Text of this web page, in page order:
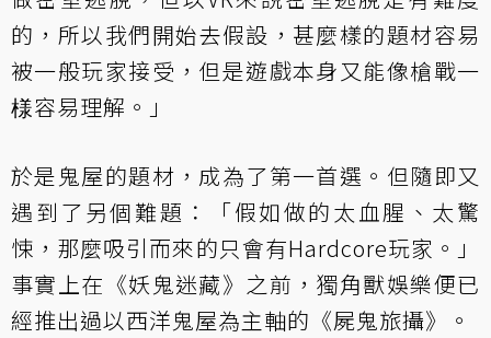
的，所以我們開始去假設，甚麼樣的題材容易
被一般玩家接受，但是遊戲本身又能像槍戰一
様容易理解。」
於是鬼屋的題材，成為了第一首選。但隨即又
遇到了另個難題：「假如做的太血腥、太驚
悚，那麼吸引而來的只會有Hardcore玩家。」
事實上在《妖鬼迷藏》之前，獨角獸娛樂便已
經推出過以西洋鬼屋為主軸的《屍鬼旅攝》。